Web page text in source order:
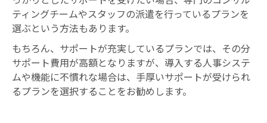
ティングチームやスタッフの派遣を行っているプランを
選ぶという方法もあります。
もちろん、サポートが充実しているプランでは、その分
サポート費用が高額となりますが、導入する人事システ
ムや機能に不慣れな場合は、手厚いサポートが受けられ
るプランを選択することをお勧めします。